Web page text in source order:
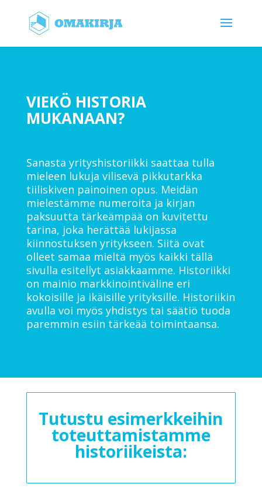
VIEKÖ HISTORIA
MUKANAAN?
Sanasta yrityshistoriikki saattaa tulla
mieleen lukuja vilisevä pikkutarkka
tiiliskiven painoinen opus. Meidän
mielestämme numeroita ja kirjan
paksuutta tärkeämpää on kuvitettu
tarina, joka herättää lukijassa
kiinnostuksen yritykseen. Siitä ovat
olleet samaa mieltä myös kaikki tällä
sivulla esitellyt asiakkaamme. Historiikki
on mainio markkinointiväline eri
kokoisille ja ikäisille yrityksille. Historiikin
avulla voi myös yhdistys tai säätiö tuoda
paremmin esiin tärkeää toimintaansa.
Tutustu esimerkkeihin
toteuttamistamme
historiikeista: